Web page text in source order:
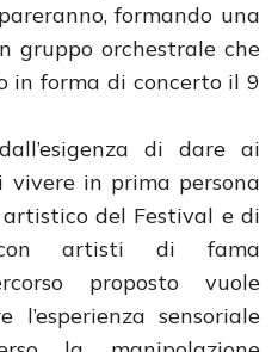
formando una
gruppo orchestrale che
in forma di concerto il 9
di dare ai
in prima persona
del Festival e di
artisti di fama
proposto vuole
sensoriale